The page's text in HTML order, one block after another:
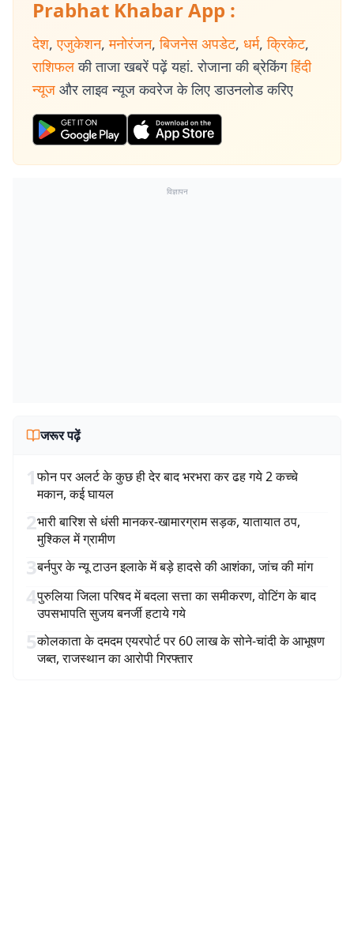
Prabhat Khabar App :
देश, एजुकेशन, मनोरंजन, बिजनेस अपडेट, धर्म, क्रिकेट,
राशिफल की ताजा खबरें पढ़ें यहां. रोजाना की ब्रेकिंग हिंदी
न्यूज और लाइव न्यूज कवरेज के लिए डाउनलोड करिए
विज्ञापन
जरूर पढ़ें
1फोन पर अलर्ट के कुछ ही देर बाद भरभरा कर ढह गये 2 कच्चे
मकान, कई घायल
2भारी बारिश से धंसी मानकर-खामारग्राम सड़क, यातायात ठप,
मुश्किल में ग्रामीण
3बर्नपुर के न्यू टाउन इलाके में बड़े हादसे की आशंका, जांच की मांग
4पुरुलिया जिला परिषद में बदला सत्ता का समीकरण, वोटिंग के बाद
उपसभापति सुजय बनर्जी हटाये गये
5कोलकाता के दमदम एयरपोर्ट पर 60 लाख के सोने-चांदी के आभूषण
जब्त, राजस्थान का आरोपी गिरफ्तार